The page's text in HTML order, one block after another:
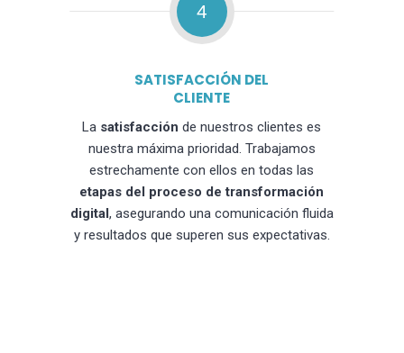
4
SATISFACCIÓN DEL
CLIENTE
La satisfacción de nuestros clientes es
nuestra máxima prioridad. Trabajamos
estrechamente con ellos en todas las
etapas del proceso de transformación
digital, asegurando una comunicación fluida
y resultados que superen sus expectativas.